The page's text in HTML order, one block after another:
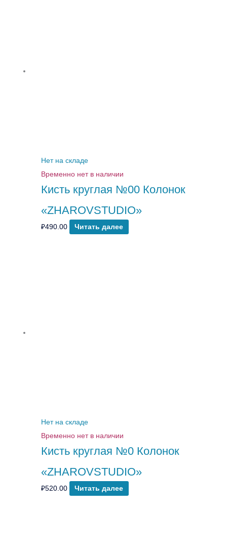
Нет на складе
Временно нет в наличии
Кисть круглая №00 Колонок
«ZHAROVSTUDIO»
₽490.00 Читать далее
Нет на складе
Временно нет в наличии
Кисть круглая №0 Колонок
«ZHAROVSTUDIO»
₽520.00 Читать далее